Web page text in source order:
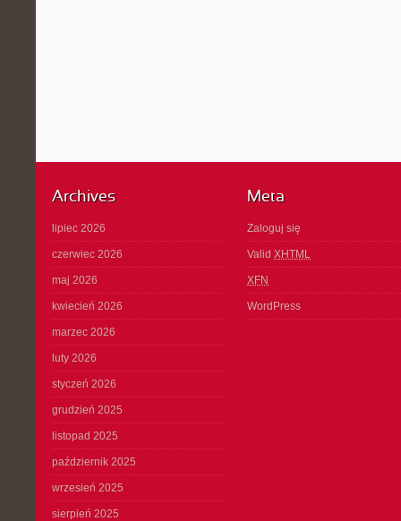
Archives
lipiec 2026
czerwiec 2026
maj 2026
kwiecień 2026
marzec 2026
luty 2026
styczeń 2026
grudzień 2025
listopad 2025
październik 2025
wrzesień 2025
sierpień 2025
Meta
Zaloguj się
Valid XHTML
XFN
WordPress